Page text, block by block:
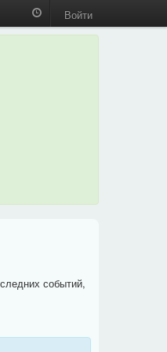
Войти
событий,